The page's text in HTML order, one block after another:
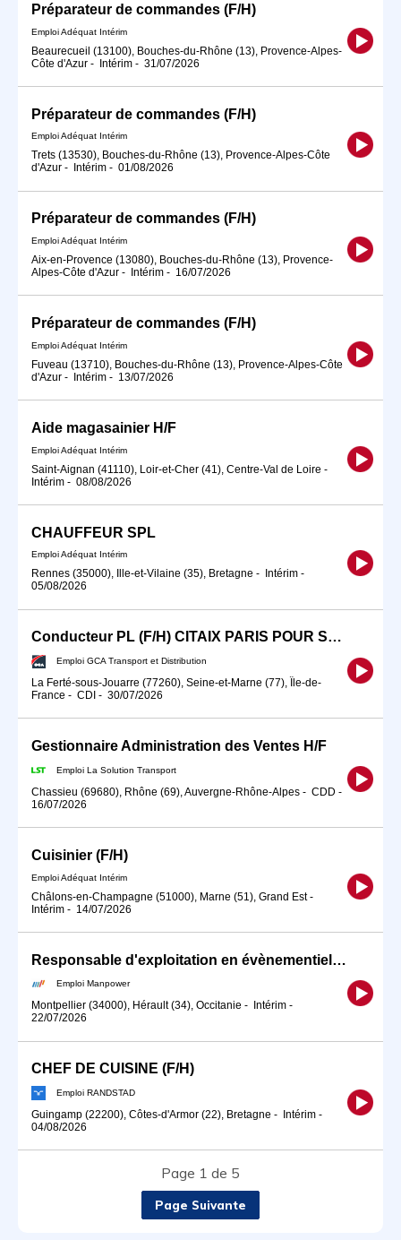
Préparateur de commandes (F/H)
Emploi Adéquat Intérim
Beaurecueil (13100), Bouches-du-Rhône (13), Provence-Alpes-
Côte d'Azur - Intérim - 31/07/2026
Préparateur de commandes (F/H)
Emploi Adéquat Intérim
Trets (13530), Bouches-du-Rhône (13), Provence-Alpes-Côte
d'Azur - Intérim - 01/08/2026
Préparateur de commandes (F/H)
Emploi Adéquat Intérim
Aix-en-Provence (13080), Bouches-du-Rhône (13), Provence-
Alpes-Côte d'Azur - Intérim - 16/07/2026
Préparateur de commandes (F/H)
Emploi Adéquat Intérim
Fuveau (13710), Bouches-du-Rhône (13), Provence-Alpes-Côte
d'Azur - Intérim - 13/07/2026
Aide magasainier H/F
Emploi Adéquat Intérim
Saint-Aignan (41110), Loir-et-Cher (41), Centre-Val de Loire -
Intérim - 08/08/2026
CHAUFFEUR SPL
Emploi Adéquat Intérim
Rennes (35000), Ille-et-Vilaine (35), Bretagne - Intérim -
05/08/2026
Conducteur PL (F/H) CITAIX PARIS POUR SEPTEMBRE 2026
Emploi GCA Transport et Distribution
La Ferté-sous-Jouarre (77260), Seine-et-Marne (77), Île-de-
France - CDI - 30/07/2026
Gestionnaire Administration des Ventes H/F
Emploi La Solution Transport
Chassieu (69680), Rhône (69), Auvergne-Rhône-Alpes - CDD -
16/07/2026
Cuisinier (F/H)
Emploi Adéquat Intérim
Châlons-en-Champagne (51000), Marne (51), Grand Est-
Intérim - 14/07/2026
Responsable d'exploitation en évènementiel (H/F)
Emploi Manpower
Montpellier (34000), Hérault (34), Occitanie - Intérim -
22/07/2026
CHEF DE CUISINE (F/H)
Emploi RANDSTAD
Guingamp (22200), Côtes-d'Armor (22), Bretagne - Intérim -
04/08/2026
Page 1 de 5
Page Suivante